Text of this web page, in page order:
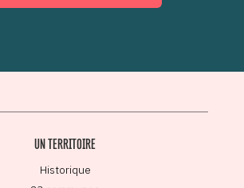
UN TERRITOIRE
Historique